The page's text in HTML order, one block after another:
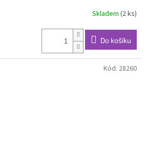
Skladem (2 ks)
Do košíku
Kód: 28260